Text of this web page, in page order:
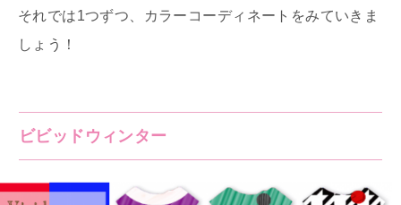
それでは1つずつ、カラーコーディネートをみていきま
しょう！
ビビッドウィンター